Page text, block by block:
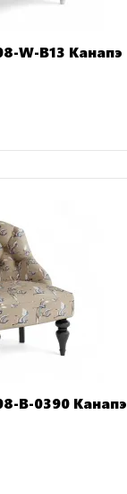
W-B13 Канапэ
B-0390 Канапэ